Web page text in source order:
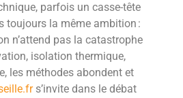
parfois un casse-tête
toujours la même ambition :
n’attend pas la catastrophe
isolation thermique,
les méthodes abondent et
s’invite dans le débat